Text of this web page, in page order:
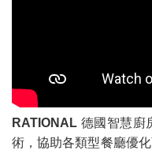
RATIONAL 德國智慧廚
術，協助各類型餐廳優